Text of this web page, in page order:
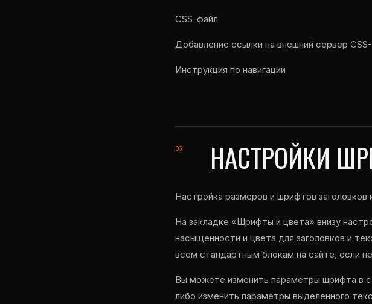
CSS-файл
Добавление ссылки на внешний сервер
Инструкция по навигации
НАСТРОЙКИ
Настройка размеров и шрифтов заголовков
На закладке «Шрифты и цвета» внизу
насыщенности и цвета для заголовков и
всем стандартным блокам на сайте, если
Вы можете изменить параметры шрифта в
либо изменить параметры выделенного